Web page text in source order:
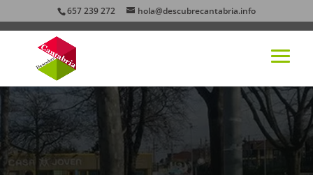
657 239 272 hola@descubrecantabria.info